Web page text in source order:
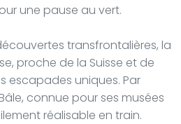
une pause au vert.
transfrontalières, la
proche de la Suisse et de
escapades uniques. Par
connue pour ses musées
réalisable en train.